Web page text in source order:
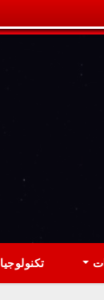
تكنولوجيا